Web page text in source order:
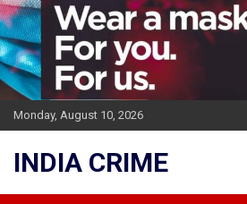
Skip
to
content
Monday, August 10, 2026
INDIA CRIME